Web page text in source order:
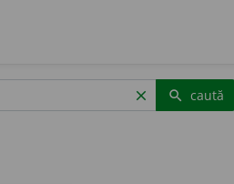
clear search caută